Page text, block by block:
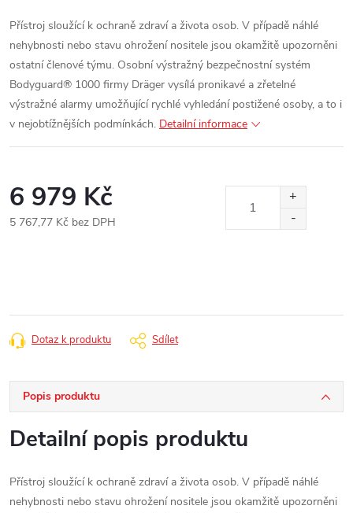
Přístroj sloužící k ochraně zdraví a života osob. V případě náhlé
nehybnosti nebo stavu ohrožení nositele jsou okamžitě upozorněni
ostatní členové týmu. Osobní výstražný bezpečnostní systém
Bodyguard® 1000 firmy Dräger vysílá pronikavé a zřetelné
výstražné alarmy umožňující rychlé vyhledání postižené osoby, a to i
v nejobtížnějších podmínkách. Detailní informace
6 979 Kč
5 767,77 Kč bez DPH
Dotaz k produktu Sdílet
Popis produktu
Detailní popis produktu
Přístroj sloužící k ochraně zdraví a života osob. V případě náhlé
nehybnosti nebo stavu ohrožení nositele jsou okamžitě upozorněni